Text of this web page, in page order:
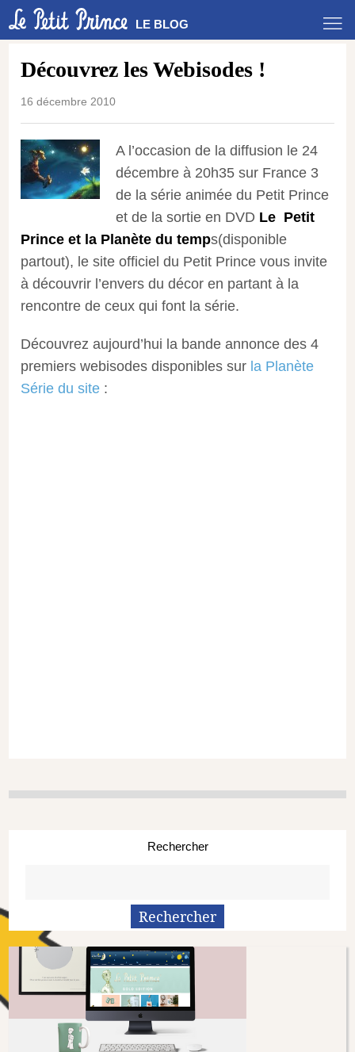
LE BLOG
Découvrez les Webisodes !
16 décembre 2010
A l’occasion de la diffusion le 24
décembre à 20h35 sur France 3
de la série animée du Petit Prince
et de la sortie en DVD Le Petit
Prince et la Planète du temps(disponible
partout), le site officiel du Petit Prince vous invite
à découvrir l’envers du décor en partant à la
rencontre de ceux qui font la série.
Découvrez aujourd’hui la bande annonce des 4
premiers webisodes disponibles sur la Planète
Série du site :
Rechercher